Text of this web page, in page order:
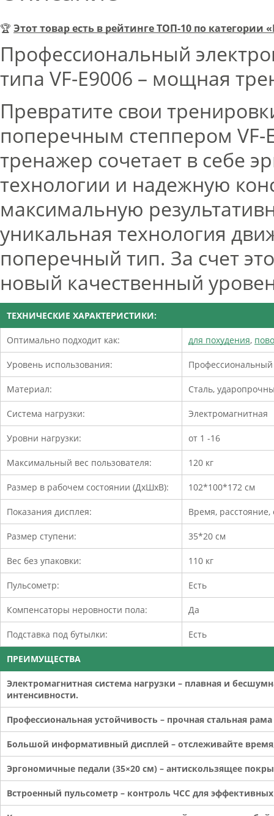
🏆 Этот товар есть в рейтинге ТОП-10 по
Профессиональный
типа VF-E9006 – мощная
Превратите свои
поперечным степпером VF-
тренажер сочетает в себе
технологии и надежную
максимальную
уникальная технология
поперечный тип. За счет
новый качественный
ТЕХНИЧЕСКИЕ ХАРАКТЕРИСТИКИ:
Оптимально подходит как: для похудения,
Уровень использования: Профессиональный
Материал: Сталь,
Система нагрузки: Электромагнитная
Уровни нагрузки: от 1 -16
Максимальный вес пользователя: 120 кг
Размер в рабочем состоянии (ДxШxВ): 102*100*172 см
Показания дисплея: Время, расстояние,
Размер ступени: 35*20 см
Вес без упаковки: 110 кг
Пульсометр: Есть
Компенсаторы неровности пола: Да
Подставка под бутылки: Есть
ПРЕИМУЩЕСТВА
Электромагнитная система нагрузки – плавная и
интенсивности.
Профессиональная устойчивость – прочная стальная
Большой информативный дисплей – отслеживайте
Эргономичные педали (35×20 см) – антискользящее
Встроенный пульсометр – контроль ЧСС для